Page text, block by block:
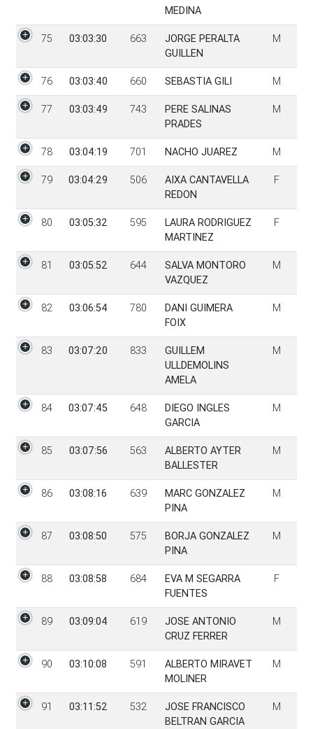
MEDINA
75 03:03:30 663
JORGE PERALTA
GUILLEN
M
76 03:03:40 660 SEBASTIA GILI M
77 03:03:49 743
PERE SALINAS
PRADES
M
78 03:04:19 701 NACHO JUAREZ M
79 03:04:29 506
AIXA CANTAVELLA
REDON
F
80 03:05:32 595
LAURA RODRIGUEZ
MARTINEZ
F
81 03:05:52 644
SALVA MONTORO
VAZQUEZ
M
82 03:06:54 780
DANI GUIMERA
FOIX
M
83 03:07:20 833
GUILLEM
ULLDEMOLINS
AMELA
M
84 03:07:45 648
DIEGO INGLES
GARCIA
M
85 03:07:56 563
ALBERTO AYTER
BALLESTER
M
86 03:08:16 639
MARC GONZALEZ
PINA
M
87 03:08:50 575
BORJA GONZALEZ
PINA
M
88 03:08:58 684
EVA M SEGARRA
FUENTES
F
89 03:09:04 619
JOSE ANTONIO
CRUZ FERRER
M
90 03:10:08 591
ALBERTO MIRAVET
MOLINER
M
91 03:11:52 532
JOSE FRANCISCO
BELTRAN GARCIA
M